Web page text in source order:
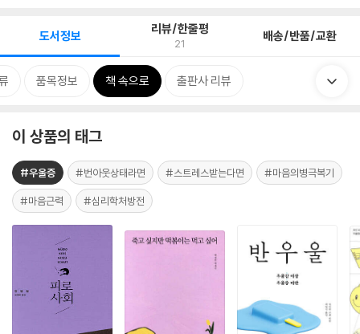
도서정보 리뷰/한줄평
21 배송/반품/교환
품목정보 책 속으로 출판사 리뷰
이 상품의 태그
#우울증 #번아웃상태라면 #스트레스받는다면 #마음의병극복기
#마음근력 #심리학처방전